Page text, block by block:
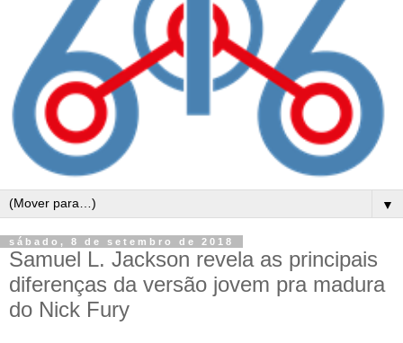
▼
sábado, 8 de setembro de 2018
Samuel L. Jackson revela as principais
diferenças da versão jovem pra madura
do Nick Fury